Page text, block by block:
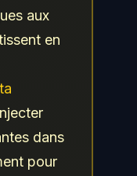
aux
en
dans
pour